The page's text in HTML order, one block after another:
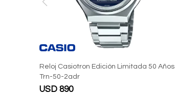
Reloj Casiotron Edición Limitada 50 Años
Trn-50-2adr
USD 890